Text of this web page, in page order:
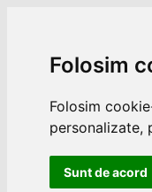
Folosim
Folosim
personalizate,
Sunt de acord